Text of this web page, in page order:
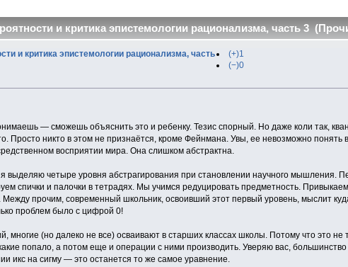
и критика эпистемологии рационализма, часть 3
и критика эпистемологии рационализма, часть
(+)1
(−)0
— сможешь объяснить это и ребенку. Тезис спорный. Но даже коли так,
Просто никто в этом не признаётся, кроме Фейнмана. Увы, ее невозможно понять
восприятии мира. Она слишком абстрактна.
выделяю четыре уровня абстрагирования при становлении научного мышления.
спички и палочки в тетрадях. Мы учимся редуцировать предметность.
Между прочим, современный школьник, освоивший этот первый уровень, мыслит
проблем было с цифрой 0!
многие (но далеко не все) осваивают в старших классах школы. Потому что это
попало, а потом еще и операции с ними производить. Уверяю вас,
икс на сигму — это останется то же самое уравнение.